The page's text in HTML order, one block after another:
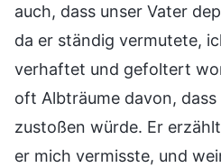
auch, dass unser Vater
da er ständig vermutete,
verhaftet und gefoltert
oft Albträume davon,
zustoßen würde. Er
er mich vermisste, und